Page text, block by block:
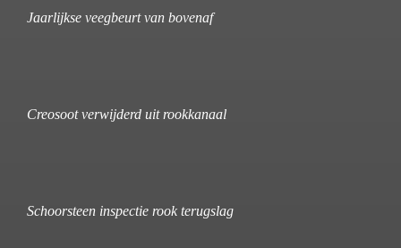
Jaarlijkse veegbeurt van bovenaf
Creosoot verwijderd uit rookkanaal
Schoorsteen inspectie rook terugslag